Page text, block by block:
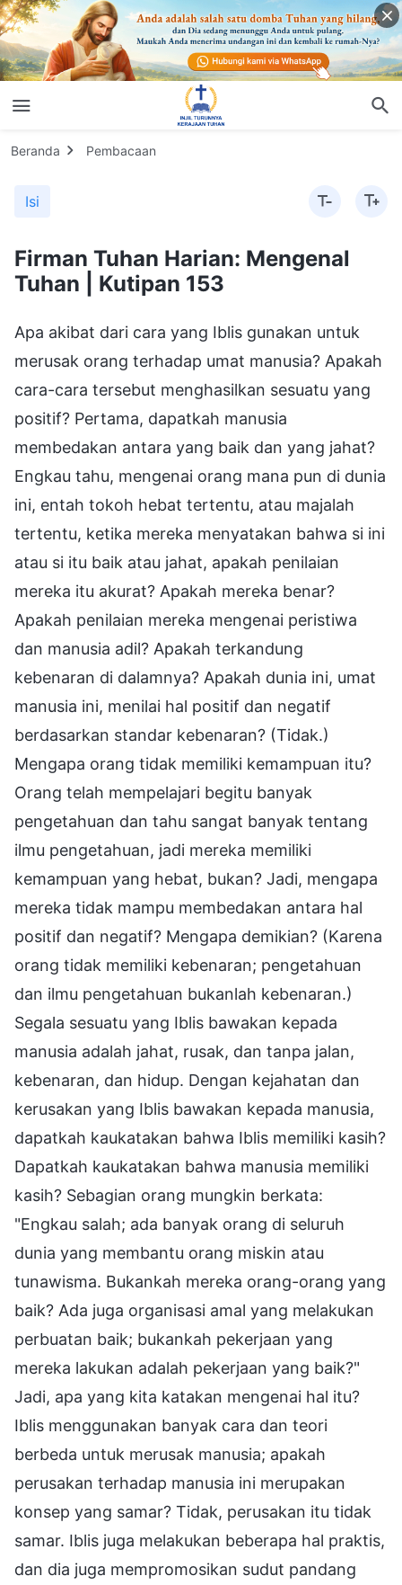
Beranda Pembacaan
Isi
Firman Tuhan Harian: Mengenal
Tuhan | Kutipan 153
Apa akibat dari cara yang Iblis gunakan untuk
merusak orang terhadap umat manusia? Apakah
cara-cara tersebut menghasilkan sesuatu yang
positif? Pertama, dapatkah manusia
membedakan antara yang baik dan yang jahat?
Engkau tahu, mengenai orang mana pun di dunia
ini, entah tokoh hebat tertentu, atau majalah
tertentu, ketika mereka menyatakan bahwa si ini
atau si itu baik atau jahat, apakah penilaian
mereka itu akurat? Apakah mereka benar?
Apakah penilaian mereka mengenai peristiwa
dan manusia adil? Apakah terkandung
kebenaran di dalamnya? Apakah dunia ini, umat
manusia ini, menilai hal positif dan negatif
berdasarkan standar kebenaran? (Tidak.)
Mengapa orang tidak memiliki kemampuan itu?
Orang telah mempelajari begitu banyak
pengetahuan dan tahu sangat banyak tentang
ilmu pengetahuan, jadi mereka memiliki
kemampuan yang hebat, bukan? Jadi, mengapa
mereka tidak mampu membedakan antara hal
positif dan negatif? Mengapa demikian? (Karena
orang tidak memiliki kebenaran; pengetahuan
dan ilmu pengetahuan bukanlah kebenaran.)
Segala sesuatu yang Iblis bawakan kepada
manusia adalah jahat, rusak, dan tanpa jalan,
kebenaran, dan hidup. Dengan kejahatan dan
kerusakan yang Iblis bawakan kepada manusia,
dapatkah kaukatakan bahwa Iblis memiliki kasih?
Dapatkah kaukatakan bahwa manusia memiliki
kasih? Sebagian orang mungkin berkata:
"Engkau salah; ada banyak orang di seluruh
dunia yang membantu orang miskin atau
tunawisma. Bukankah mereka orang-orang yang
baik? Ada juga organisasi amal yang melakukan
perbuatan baik; bukankah pekerjaan yang
mereka lakukan adalah pekerjaan yang baik?"
Jadi, apa yang kita katakan mengenai hal itu?
Iblis menggunakan banyak cara dan teori
berbeda untuk merusak manusia; apakah
perusakan terhadap manusia ini merupakan
konsep yang samar? Tidak, perusakan itu tidak
samar. Iblis juga melakukan beberapa hal praktis,
dan dia juga mempromosikan sudut pandang